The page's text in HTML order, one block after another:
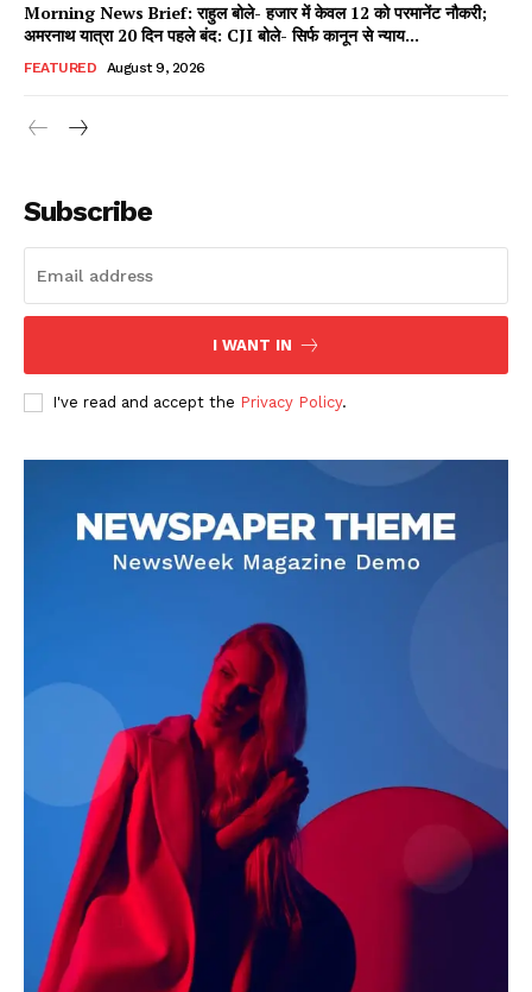
Read Latest News on AIN
NEWS 1 App
AIN NEWS 1
Contact Us
Privacy Policy
Terms of Use Agreement
Facebook
X WhatsApp
Share
Morning News Brief: राहुल बोले- हजार में केवल 12 को परमानेंट नौकरी;
अमरनाथ यात्रा 20 दिन पहले बंद: CJI बोले- सिर्फ कानून से न्याय...
FEATURED August 9, 2026
Subscribe
I WANT IN
I've read and accept the Privacy Policy.